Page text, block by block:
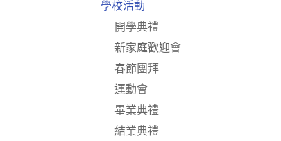
學校活動
開學典禮
新家庭歡迎會
春節團拜
運動會
畢業典禮
結業典禮